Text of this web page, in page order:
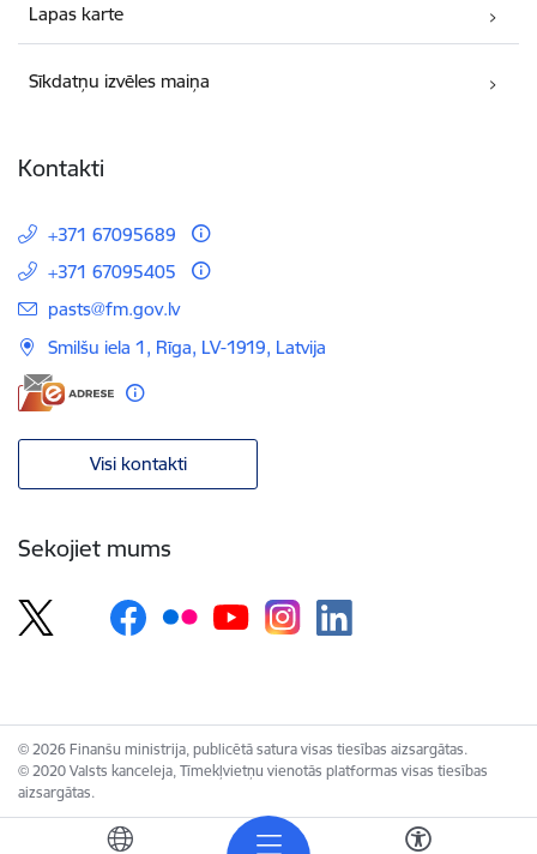
Lapas karte
Sīkdatņu izvēles maiņa
Kontakti
+371 67095689
+371 67095405
E-pasts:
pasts@fm.gov.lv
Smilšu iela 1, Rīga, LV-1919, Latvija
Visi kontakti
Sekojiet mums
© 2026 Finanšu ministrija, publicētā satura visas tiesības aizsargātas.
© 2020 Valsts kanceleja, Tīmekļvietņu vienotās platformas visas tiesības
aizsargātas.